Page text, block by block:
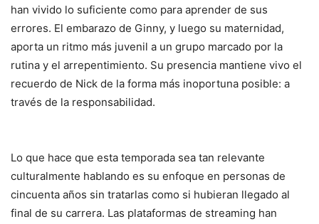
han vivido lo suficiente como para aprender de sus
errores. El embarazo de Ginny, y luego su maternidad,
aporta un ritmo más juvenil a un grupo marcado por la
rutina y el arrepentimiento. Su presencia mantiene vivo el
recuerdo de Nick de la forma más inoportuna posible: a
través de la responsabilidad.
Lo que hace que esta temporada sea tan relevante
culturalmente hablando es su enfoque en personas de
cincuenta años sin tratarlas como si hubieran llegado al
final de su carrera. Las plataformas de streaming han